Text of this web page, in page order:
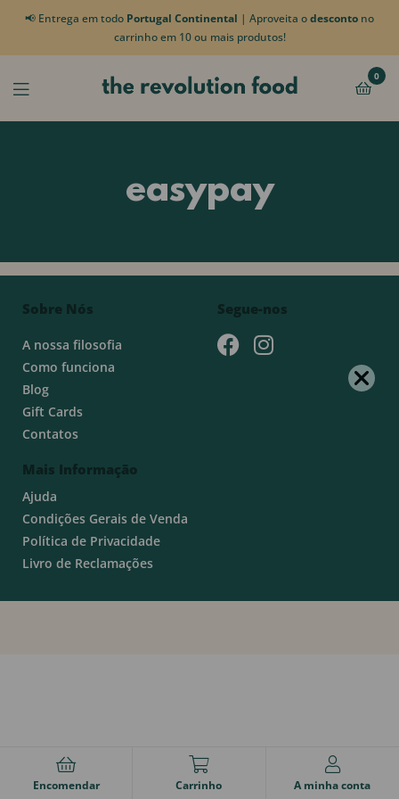
📢 Entrega em todo Portugal Continental | Aproveita odesconto no
carrinho em 10 ou mais produtos!
0
easypay
Sobre Nós
A nossa filosofia
Como funciona
Blog
Gift Cards
Contatos
Mais Informação
Ajuda
Condições Gerais de Venda
Política de Privacidade
Livro de Reclamações
Segue-nos
Encomendar Carrinho A minha conta